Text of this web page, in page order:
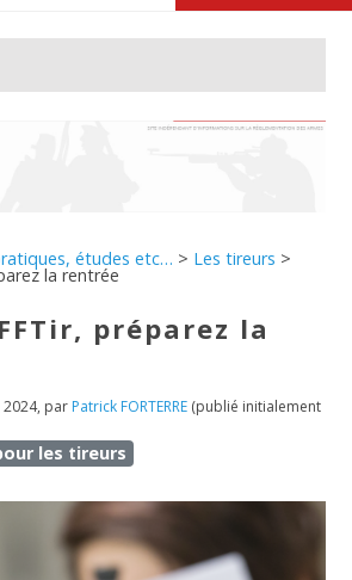
études etc… > Les tireurs >
la rentrée
préparez la
, par Patrick FORTERRE (publié initialement
les tireurs